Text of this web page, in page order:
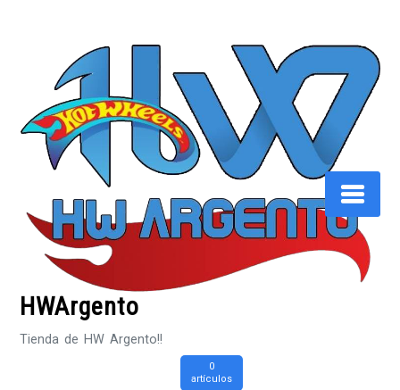
HWArgento
Tienda de HW Argento!!
0
artículos